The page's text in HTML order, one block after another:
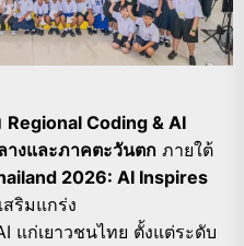
Regional Coding & AI
างและภาคตะวันตก ภายใต้
2026: AI Inspires
สริมแกร่ง
แก่เยาวชนไทย ตั้งแต่ระดับ